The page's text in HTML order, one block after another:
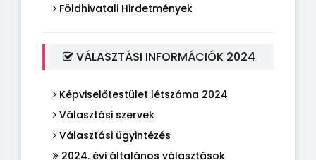
Földhivatali Hirdetmények
VÁLASZTÁSI INFORMÁCIÓK 2024
Képviselőtestület létszáma 2024
Választási szervek
Választási ügyintézés
2024. évi általános választások